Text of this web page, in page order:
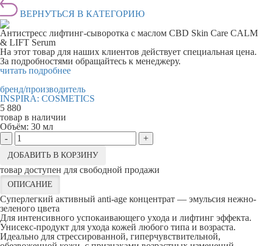
ВЕРНУТЬСЯ В КАТЕГОРИЮ
Антистресс лифтинг-сыворотка с маслом CBD Skin Care CALM
& LIFT Serum
На этот товар для наших клиентов действует специальная цена.
За подробностями обращайтесь к менеджеру.
читать подробнее
бренд/производитель
INSPIRA: COSMETICS
5 880
товар в наличии
Объём: 30 мл
-
+
ДОБАВИТЬ В КОРЗИНУ
товар доступен для свободной продажи
ОПИСАНИЕ
Суперлегкий активный anti-age концентрат — эмульсия нежно-
зеленого цвета
Для интенсивного успокаивающего ухода и лифтинг эффекта.
Унисекс-продукт для ухода кожей любого типа и возраста.
Идеально для стрессированной, гиперчувствительной,